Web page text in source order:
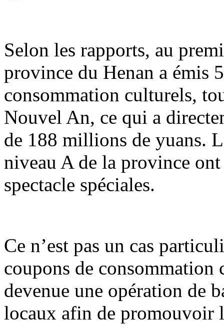
Selon les rapports, au
province du Henan a émis
consommation culturels,
Nouvel An, ce qui a
de 188 millions de yuans.
niveau A de la province
spectacle spéciales.
Ce n’est pas un cas
coupons de
devenue une opération de
locaux afin de promouvoir